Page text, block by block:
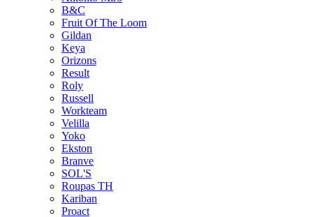
B&C
Fruit Of The Loom
Gildan
Keya
Orizons
Result
Roly
Russell
Workteam
Velilla
Yoko
Ekston
Branve
SOL'S
Roupas TH
Kariban
Proact